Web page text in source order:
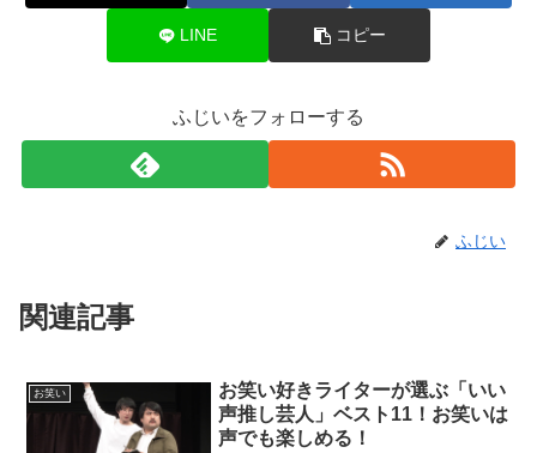
LINE コピー
ふじいをフォローする
ふじい
関連記事
お笑い
お笑い好きライターが選ぶ「いい
声推し芸人」ベスト11！お笑いは
声でも楽しめる！